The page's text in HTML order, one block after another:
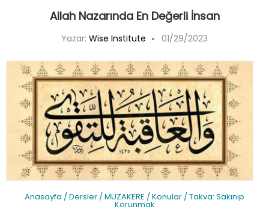
Allah Nazarında En Değerli İnsan
Yazar: Wise Institute 01/29/2023
Anasayfa /Dersler /MÜZAKERE /Konular /Takva: Sakınıp
Korunmak